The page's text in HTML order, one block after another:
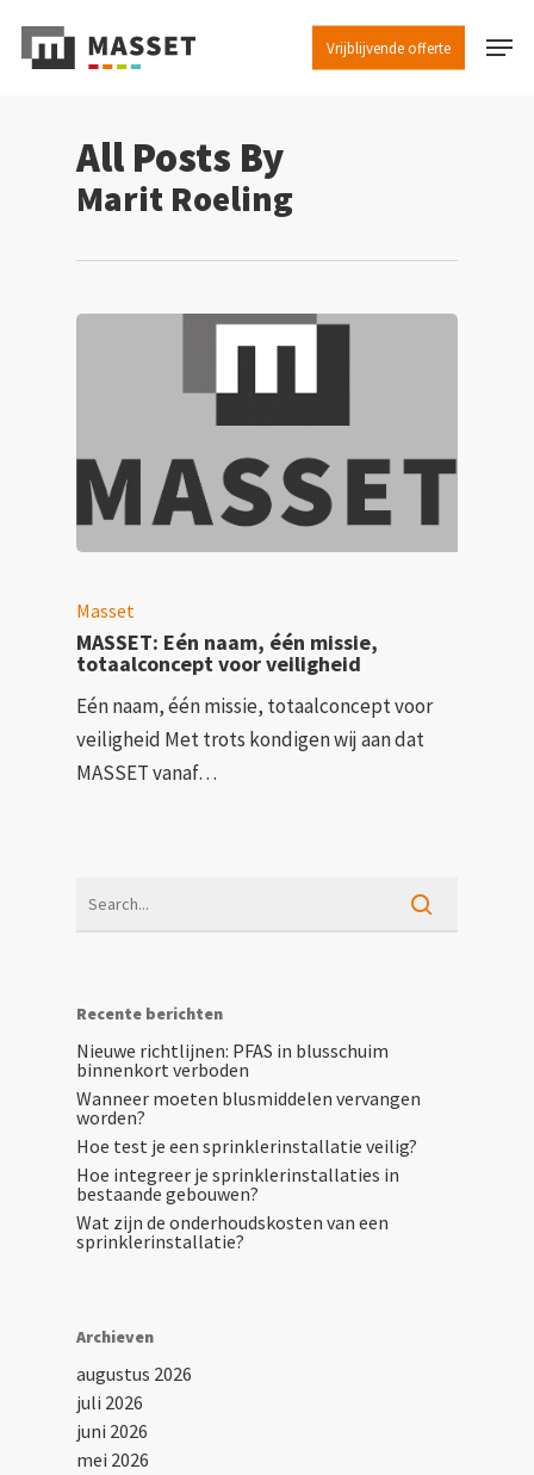
Vrijblijvende offerte Menu
All Posts By
Marit Roeling
Masset
MASSET: Eén naam, één missie,
totaalconcept voor veiligheid
Eén naam, één missie, totaalconcept voor
veiligheid Met trots kondigen wij aan dat
MASSET vanaf…
Recente berichten
Nieuwe richtlijnen: PFAS in blusschuim
binnenkort verboden
Wanneer moeten blusmiddelen vervangen
worden?
Hoe test je een sprinklerinstallatie veilig?
Hoe integreer je sprinklerinstallaties in
bestaande gebouwen?
Wat zijn de onderhoudskosten van een
sprinklerinstallatie?
Archieven
augustus 2026
juli 2026
juni 2026
mei 2026